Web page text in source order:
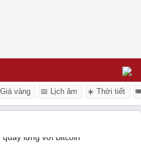
vàng 📅 Lịch âm ☀️ Thời tiết